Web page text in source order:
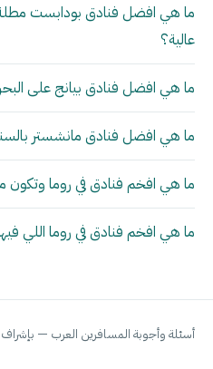
ما هي افضل فنادق بودابست مطلة
عالية؟
ما هي افضل فنادق بيانج على
ما هي افضل فنادق مانشستر
ما هي افخم فنادق في روما وتكون
ما هي افخم فنادق في روما اللي
أسئلة وأجوبة المسافرين العرب —